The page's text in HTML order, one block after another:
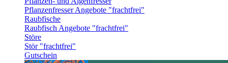
Pflanzenfresser Angebote "frachtfrei"
Raubfische
Raubfisch Angebote "frachtfrei"
Störe
Stör "frachtfrei"
Gutschein